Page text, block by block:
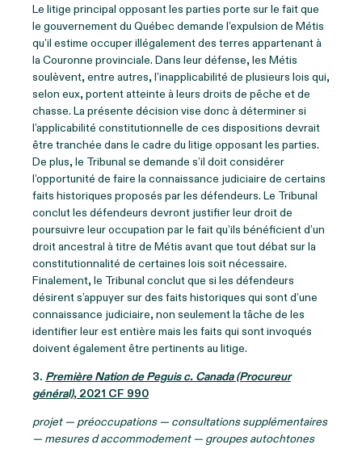
Le litige principal opposant les parties porte sur le fait que
le gouvernement du Québec demande l’expulsion de Métis
qu’il estime occuper illégalement des terres appartenant à
la Couronne provinciale. Dans leur défense, les Métis
soulèvent, entre autres, l’inapplicabilité de plusieurs lois qui,
selon eux, portent atteinte à leurs droits de pêche et de
chasse. La présente décision vise donc à déterminer si
l’applicabilité constitutionnelle de ces dispositions devrait
être tranchée dans le cadre du litige opposant les parties.
De plus, le Tribunal se demande s’il doit considérer
l’opportunité de faire la connaissance judiciaire de certains
faits historiques proposés par les défendeurs. Le Tribunal
conclut les défendeurs devront justifier leur droit de
poursuivre leur occupation par le fait qu’ils bénéficient d’un
droit ancestral à titre de Métis avant que tout débat sur la
constitutionnalité de certaines lois soit nécessaire.
Finalement, le Tribunal conclut que si les défendeurs
désirent s’appuyer sur des faits historiques qui sont d’une
connaissance judiciaire, non seulement la tâche de les
identifier leur est entière mais les faits qui sont invoqués
doivent également être pertinents au litige.
3. Première Nation de Peguis c. Canada (Procureur
général), 2021 CF 990
projet — préoccupations — consultations supplémentaires
— mesures d accommodement — groupes autochtones